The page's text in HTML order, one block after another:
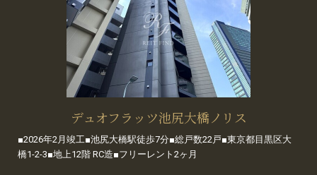
デュオフラッツ池尻大橋ノリス
■2026年2月竣工■池尻大橋駅徒歩7分■総戸数22戸■東京都目黒区大
橋1-2-3■地上12階 RC造■フリーレント2ヶ月